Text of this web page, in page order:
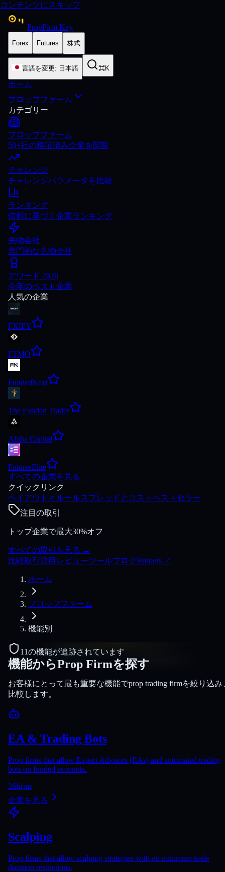
コンテンツにスキップ
PropFirm Key
Forex Futures 株式
言語を変更: 日本語 ⌘K
ホーム
プロップファーム
カテゴリー
プロップファーム
50+社の検証済み企業を閲覧
チャレンジ
チャレンジパラメータを比較
ランキング
信頼に基づく企業ランキング
先物会社
専門的な先物会社
アワード 2026
今年のベスト企業
人気の企業
FXIFY
FTMO
FundedNext
The Funded Trader
Alpha Capital
FuturesElite
すべての企業を見る →
クイックリンク
ペイアウトとルールスプレッドとコスト ベストセラー
注目の取引
トップ企業で最大30%オフ
すべての取引を見る →
比較取引 注目 レビューツールブログBrokers ↗
ホーム
プロップファーム
機能別
11の機能が追跡されています
機能からProp Firmを探す
お客様にとって最も重要な機能でprop trading firmを絞り込み
比較します。
EA & Trading Bots
Prop firms that allow Expert Advisors (EAs) and automated trading
bots on funded accounts.
26firms
企業を見る
Scalping
Prop firms that allow scalping strategies with no minimum trade
duration restrictions.